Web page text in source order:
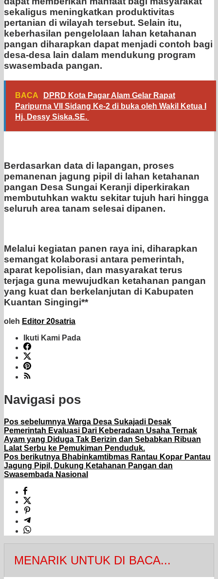
sekaligus meningkatkan produktivitas
pertanian di wilayah tersebut. Selain itu,
keberhasilan pengelolaan lahan ketahanan
pangan diharapkan dapat menjadi contoh bagi
desa-desa lain dalam mendukung program
swasembada pangan.
BACA
DPRD Kota Pagar Alam Gelar Rapat
Paripurna VII Sidang Ke-2 di buka oleh Wakil Ketua I
Hj. Dessy Siska.SE. ‎
Berdasarkan data di lapangan, proses
pemanenan jagung pipil di lahan ketahanan
pangan Desa Sungai Keranji diperkirakan
membutuhkan waktu sekitar tujuh hari hingga
seluruh area tanam selesai dipanen.
Melalui kegiatan panen raya ini, diharapkan
semangat kolaborasi antara pemerintah,
aparat kepolisian, dan masyarakat terus
terjaga guna mewujudkan ketahanan pangan
yang kuat dan berkelanjutan di Kabupaten
Kuantan Singingi**
oleh Editor 20satria
Ikuti Kami Pada
Navigasi pos
Pos sebelumnya Warga Desa Sukajadi Desak
Pemerintah Evaluasi Dari Keberadaan Usaha Ternak
Ayam yang Diduga Tak Berizin dan Sebabkan Ribuan
Lalat Serbu ke Pemukiman Penduduk.
Pos berikutnya Bhabinkamtibmas Rantau Kopar Pantau
Jagung Pipil, Dukung Ketahanan Pangan dan
Swasembada Nasional
MENARIK UNTUK DI BACA...